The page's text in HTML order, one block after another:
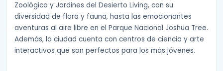
Zoológico y Jardines del Desierto Living, con su
diversidad de flora y fauna, hasta las emocionantes
aventuras al aire libre en el Parque Nacional Joshua Tree.
Además, la ciudad cuenta con centros de ciencia y arte
interactivos que son perfectos para los más jóvenes.